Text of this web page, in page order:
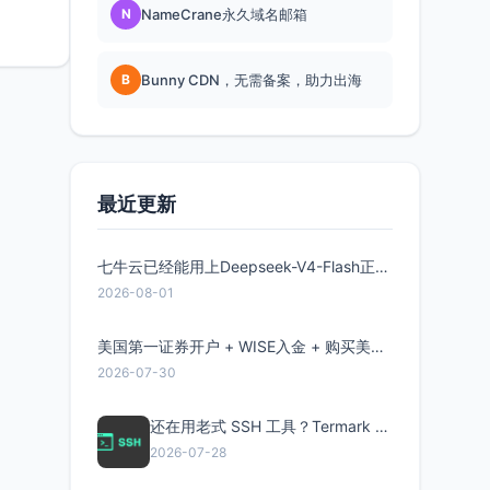
N NameCrane永久域名邮箱
B Bunny CDN，无需备案，助力出海
最近更新
七牛云已经能用上Deepseek-V4-Flash正式版了，点此领取300万Token
2026-08-01
美国第一证券开户 + WISE入金 + 购买美股全流程分享
2026-07-30
还在用老式 SSH 工具？Termark 新一代跨平台智能SSH客户端了解一下
2026-07-28